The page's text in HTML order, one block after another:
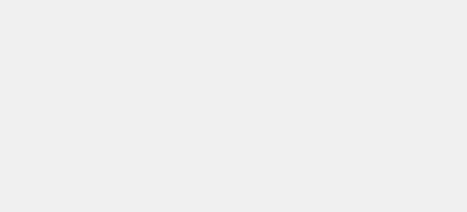
toit, le nettoyage de toit, la